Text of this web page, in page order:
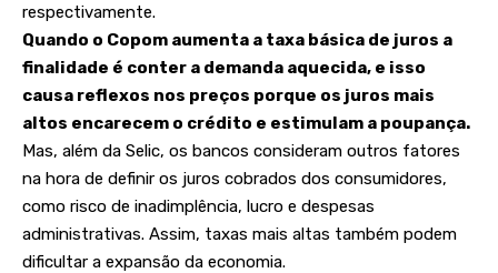
respectivamente.
Quando o Copom aumenta a taxa básica de juros a
finalidade é conter a demanda aquecida, e isso
causa reflexos nos preços porque os juros mais
altos encarecem o crédito e estimulam a poupança.
Mas, além da Selic, os bancos consideram outros fatores
na hora de definir os juros cobrados dos consumidores,
como risco de inadimplência, lucro e despesas
administrativas. Assim, taxas mais altas também podem
dificultar a expansão da economia.